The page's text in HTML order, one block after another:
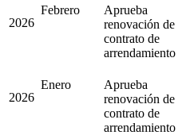
2026
Febrero
Aprueba
renovación de
contrato de
arrendamiento
2026
Enero
Aprueba
renovación de
contrato de
arrendamiento